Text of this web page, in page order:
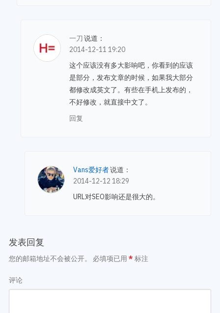
一刀说道：
2014-12-11 19:20
这个应该没有多大影响吧，你看到的应该
是部分，发布文章的时候，如果我大部分
都修改成英文了。有些在手机上发布的，
不好修改，就直接中文了。
回复
Vans爱好者说道：
2014-12-12 18:29
URL对SEO影响还是很大的。
发表回复
您的邮箱地址不会被公开。 必填项已用 * 标注
评论